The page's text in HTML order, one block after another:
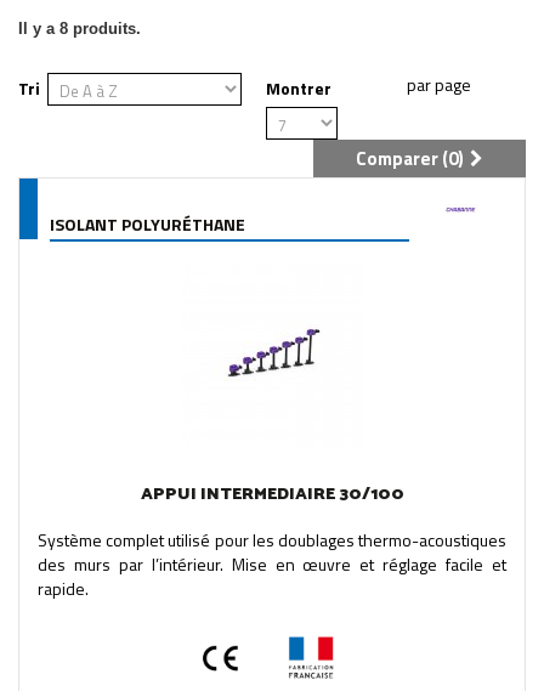
Il y a 8 produits.
Tri Montrer
Comparer (0)
ISOLANT POLYURÉTHANE
APPUI INTERMEDIAIRE 30/100
Système complet utilisé pour les doublages thermo-acoustiques
des murs par l’intérieur. Mise en œuvre et réglage facile et
rapide.